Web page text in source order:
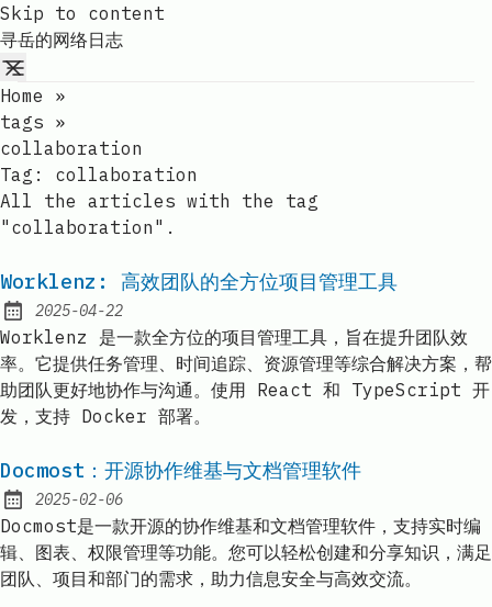
Skip to content
寻岳的网络日志
Home
»
tags »
collaboration
Tag: collaboration
All the articles with the tag
"collaboration".
Worklenz: 高效团队的全方位项目管理工具
Published:
2025-04-22
Worklenz 是一款全方位的项目管理工具，旨在提升团队效
率。它提供任务管理、时间追踪、资源管理等综合解决方案，帮
助团队更好地协作与沟通。使用 React 和 TypeScript 开
发，支持 Docker 部署。
Docmost：开源协作维基与文档管理软件
Published:
2025-02-06
Docmost是一款开源的协作维基和文档管理软件，支持实时编
辑、图表、权限管理等功能。您可以轻松创建和分享知识，满足
团队、项目和部门的需求，助力信息安全与高效交流。